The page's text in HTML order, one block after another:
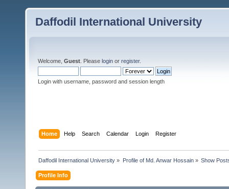
Daffodil International University
Welcome, Guest . Please login or register.
Login with username, password and session length
Home Help Search Calendar Login Register
Daffodil International University » Profile of Md. Anwar Hossain» Show
Profile Info